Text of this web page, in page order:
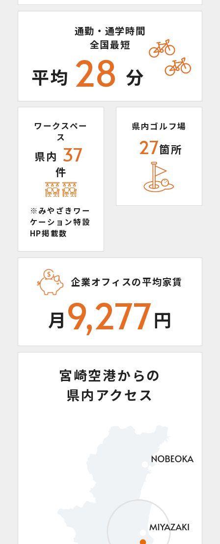
通勤・通学時間
全国最短
平均 28 分
ワークスペー
ス
県内 37
件
※みやざきワー
ケーション特設
HP掲載数
県内ゴルフ場
27箇所
企業オフィスの平均家賃
月9,277円
宮崎空港からの
県内アクセス